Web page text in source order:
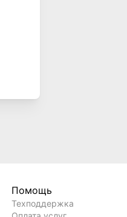
Помощь
Техподдержка